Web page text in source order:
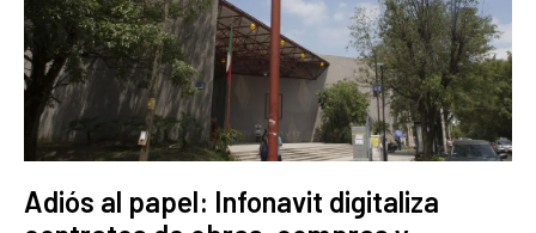
Adiós al papel: Infonavit digitaliza